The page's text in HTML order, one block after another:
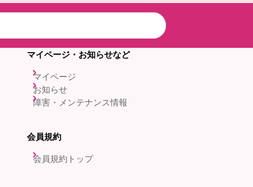
マイページ・お知らせなど
マイページ
お知らせ
障害・メンテナンス情報
会員規約
会員規約トップ